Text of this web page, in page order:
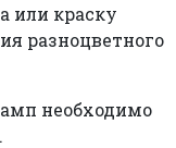
или краску
разноцветного
необходимо